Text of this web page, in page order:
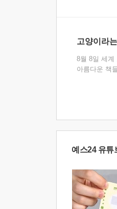
고양이라
8월 8일 세계
아름다운 책
예스24 유튜